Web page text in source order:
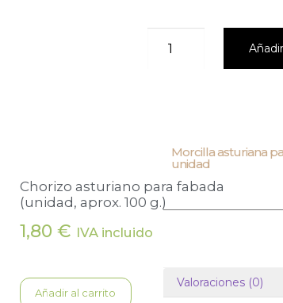
Chorizo asturiano para fabada
(unidad, aprox. 100 g.)
1,80 € IVA incluido
Añadir al carrito
Morcilla asturiana
unidad
Valoraciones (0)